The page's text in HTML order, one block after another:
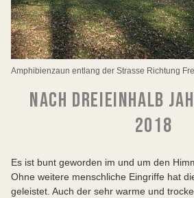
Amphibienzaun entlang der Strasse Richtung
NACH DREIEINHALB
2018
Es ist bunt geworden im und um den
Ohne weitere menschliche Eingriffe hat
geleistet. Auch der sehr warme und